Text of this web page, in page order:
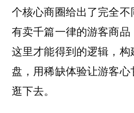
个核心商圈给出了完全
有卖千篇一律的游客商
这里才能得到的逻辑，
盘，用稀缺体验让游客心
逛下去。